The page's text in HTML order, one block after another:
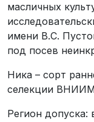
масличных
имени В.С.
под посев
Ника – сорт
селекции
Регион допуска: